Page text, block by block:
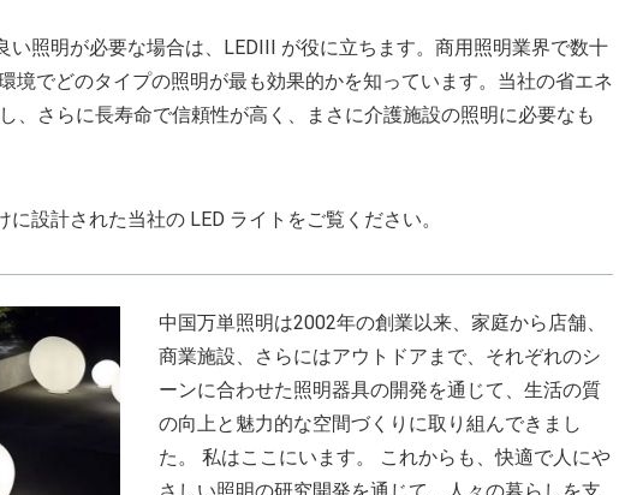
照明が必要な場合は、LEDIII が役に立ちます。商用照明業界で数十
境でどのタイプの照明が最も効果的かを知っています。当社の省エネ
、さらに長寿命で信頼性が高く、まさに介護施設の照明に必要なも
設計された当社の LED ライトをご覧ください。
中国万単照明は2002年の創業以来、家庭から店舗、
商業施設、さらにはアウトドアまで、それぞれのシ
ーンに合わせた照明器具の開発を通じて、生活の質
の向上と魅力的な空間づくりに取り組んできまし
た。 私はここにいます。 これからも、快適で人にや